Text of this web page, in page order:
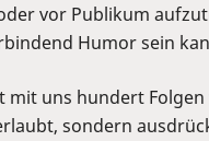
vor Publikum
Humor sein
uns hundert
sondern